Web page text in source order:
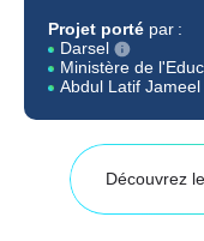
Projet porté par :
Darsel
Ministère de
Abdul Latif
Découvrez